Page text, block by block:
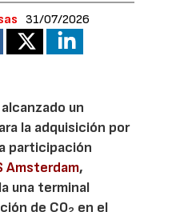
31/07/2026
un
la adquisición por
participación
Amsterdam,
una terminal
de CO
en el